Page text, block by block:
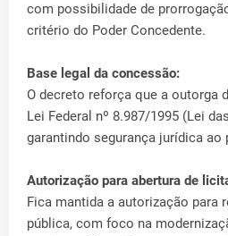
com possibilidade de
critério do Poder Concedente.
Base legal da concessão:
O decreto reforça que a outorga
Lei Federal nº 8.987/1995 (Lei
garantindo segurança jurídica
Autorização para abertura de
Fica mantida a autorização para
pública, com foco na